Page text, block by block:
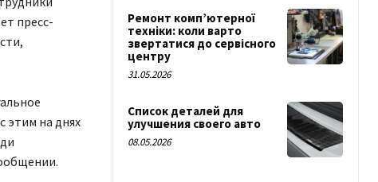
пресс-
этим на днях
Ремонт комп’ютерної
техніки: коли варто
звертатися до сервісного
центру
31.05.2026
Список деталей для
улучшения своего авто
08.05.2026